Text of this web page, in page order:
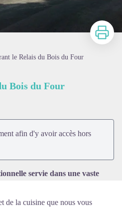
Imprimer
le Relais du Bois du Four
Bois du Four
afin d'y avoir accès hors
servie dans une vaste
de la cuisine que nous vous